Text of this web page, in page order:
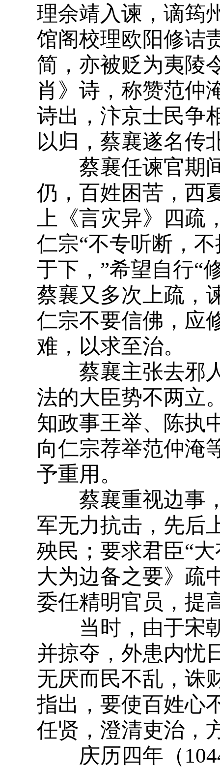
理余靖入谏，谪筠
馆阁校理欧阳修诘
简，亦被贬为夷陵
肖》诗，称赞范仲
诗出，汴京士民争
以归，蔡襄遂名传
蔡襄任谏官期间
仍，百姓困苦，西
上《言灾异》四
仁宗“不专听断，
于下，”希望自行“
蔡襄又多次上疏，
仁宗不要信佛，应
难，以求至治。
蔡襄主张去邪人
法的大臣势不两立
知政事王举、陈执
向仁宗荐举范仲淹
予重用。
蔡襄重视边事，
军无力抗击，先后
殃民；要求君臣“
大为边备之要》疏
委任精明官员，提
当时，由于宋朝
并掠夺，外患内忧
无厌而民不乱，诛
指出，要使百姓心
任贤，澄清吏治，
庆历四年（1044